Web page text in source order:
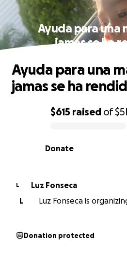
Ayuda para una
jamas se ha
0% complete
$615 raised of
Donate
Ayuda para una
jamas se ha
L
Luz Fonseca
L
Luz Fonseca is
Donation protected